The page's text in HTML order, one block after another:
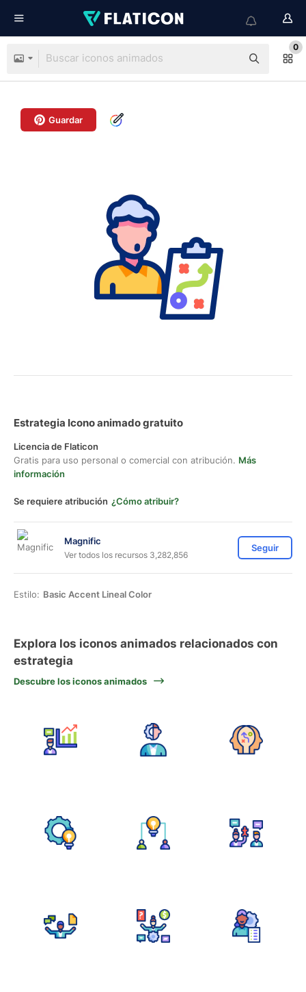
0
Guardar
Estrategia Icono animado gratuito
Licencia de Flaticon
Gratis para uso personal o comercial con atribución. Más
información
Se requiere atribución ¿Cómo atribuir?
Magnific
Ver todos los recursos 3,282,856
Seguir
Estilo: Basic Accent Lineal Color
Explora los iconos animados relacionados con
estrategia
Descubre los iconos animados